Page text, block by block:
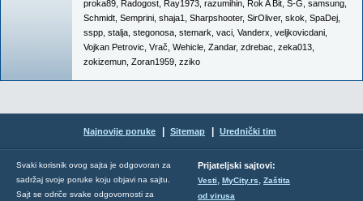
proka89 Radogost Ray1973 razumihin Rok A Bit S-G samsung
Schmidt Semprini shaja1 Sharpshooter, SirOliver, skok SpaDej
sspp stalja stegonosa stemark vaci Vanderx veljkovicdani
Vojkan Petrovic Vrač Wehicle Zandar, zdrebac zeka013
zokizemun Zoran1959 zziko
Najnovije poruke Sitemap Urednički tim
Svaki korisnik ovog sajta je odgovoran za
sadržaj svoje poruke koju objavi na sajtu.
Sajt se odriče svake odgovornosti za
Prijateljski sajtovi:
Vesti, MyCity.rs, Zaštita
od virusa